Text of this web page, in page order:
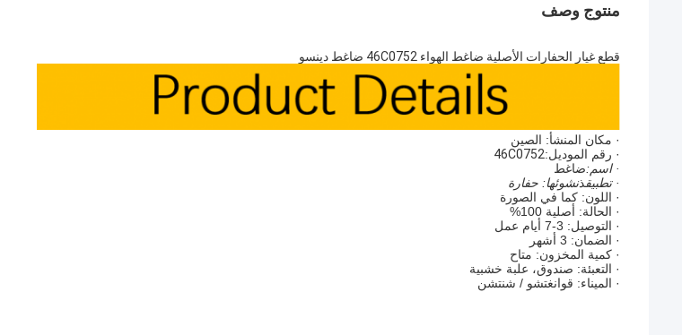
منتوج وصف
قطع غيار الحفارات الأصلية ضاغط الهواء 46C0752 ضاغط دينسو
· مكان المنشأ: الصين
· رقم الموديل:46C0752
· اسم:ضاغط
· تطبيقذنشوئها: حفارة
· اللون: كما في الصورة
· الحالة: أصلية 100%
· التوصيل: 3-7 أيام عمل
· الضمان: 3 أشهر
· كمية المخزون: متاح
· التعبئة: صندوق، علبة خشبية
· الميناء: قوانغتشو / شنتشن